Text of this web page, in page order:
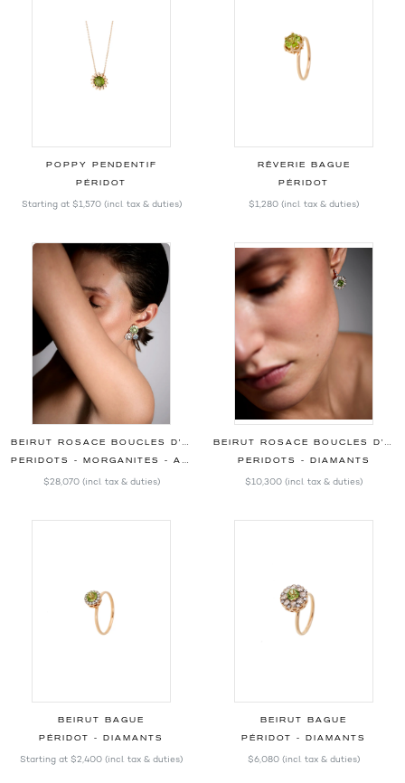
POPPY PENDENTIF
PÉRIDOT
Starting at $1,570 (incl. tax & duties)
RÊVERIE BAGUE
PÉRIDOT
$1,280 (incl. tax & duties)
BEIRUT ROSACE BOUCLES D'OREILLES
PERIDOTS - MORGANITES - AIGUE-MARINES - DIAMANTS
$28,070 (incl. tax & duties)
BEIRUT ROSACE BOUCLES D'OREILLES
PERIDOTS - DIAMANTS
$10,300 (incl. tax & duties)
BEIRUT BAGUE
PÉRIDOT - DIAMANTS
Starting at $2,400 (incl. tax & duties)
BEIRUT BAGUE
PÉRIDOT - DIAMANTS
$6,080 (incl. tax & duties)